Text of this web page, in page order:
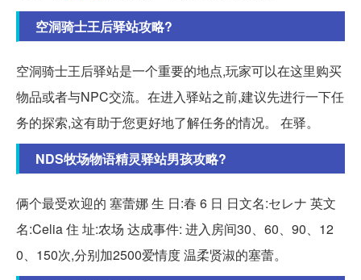
空洞骑士王后驿站攻略?
空洞骑士王后驿站是一个重要的地点,玩家可以在这里购买
物品或者与NPC交流。在进入驿站之前,建议先进行一下任
务的探索,这有助于您更好地了解任务的情况。 在驿。
NDS牧场物语精灵驿站男孩攻略?
俩个最受欢迎的 塞蕾娜 生 日:春 6 日 日文名:セレナ 英文
名:Celia 住 址:农场 达成事件: 进入房间30、60、90、12
0、150次,分别加2500爱情度 温柔贤淑的塞蕾。